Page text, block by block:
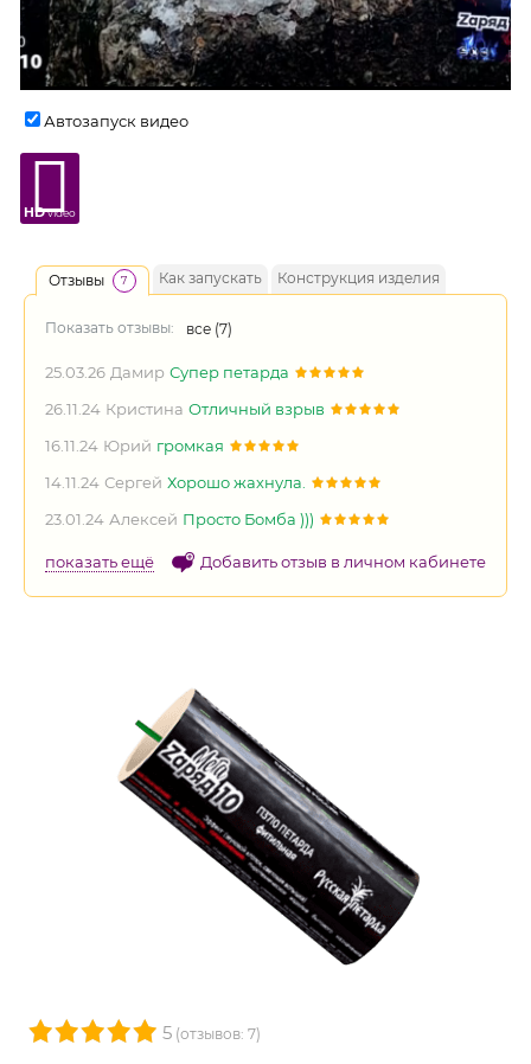
Автозапуск видео
HDvideo
Отзывы 7 Как запускать Конструкция изделия
Показать отзывы: все (7)
25.03.26 Дамир Супер петарда
26.11.24 Кристина Отличный взрыв
16.11.24 Юрий громкая
14.11.24 Сергей Хорошо жахнула.
23.01.24 Алексей Просто Бомба )))
показать ещё Добавить отзыв в личном кабинете
5 (отзывов: 7)